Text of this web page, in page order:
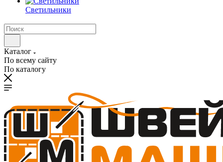
Светильники
Каталог
По всему сайту
По каталогу